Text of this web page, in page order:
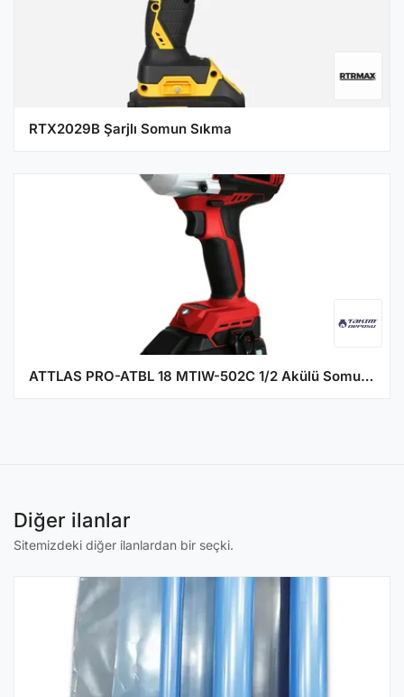
RTX2029B Şarjlı Somun Sıkma
ATTLAS PRO-ATBL 18 MTIW-502C 1/2 Akülü Somun Sıkma ve Sökme Makinesi 610Nm 20V 5 Ah
Diğer ilanlar
Sitemizdeki diğer ilanlardan bir seçki.